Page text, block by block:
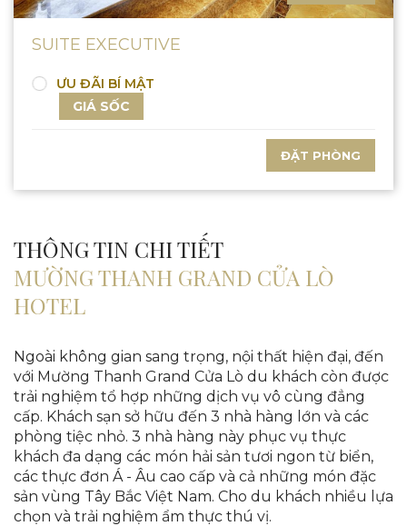
SUITE EXECUTIVE
ƯU ĐÃI BÍ MẬT
GIÁ SỐC
ĐẶT PHÒNG
THÔNG TIN CHI TIẾT
MƯỜNG THANH GRAND CỬA LÒ
HOTEL
Ngoài không gian sang trọng, nội thất hiện đại, đến
với Mường Thanh Grand Cửa Lò du khách còn được
trải nghiệm tổ hợp những dịch vụ vô cùng đẳng
cấp. Khách sạn sở hữu đến 3 nhà hàng lớn và các
phòng tiệc nhỏ. 3 nhà hàng này phục vụ thực
khách đa dạng các món hải sản tươi ngon từ biển,
các thực đơn Á - Âu cao cấp và cả những món đặc
sản vùng Tây Bắc Việt Nam. Cho du khách nhiều lựa
chọn và trải nghiệm ẩm thực thú vị.